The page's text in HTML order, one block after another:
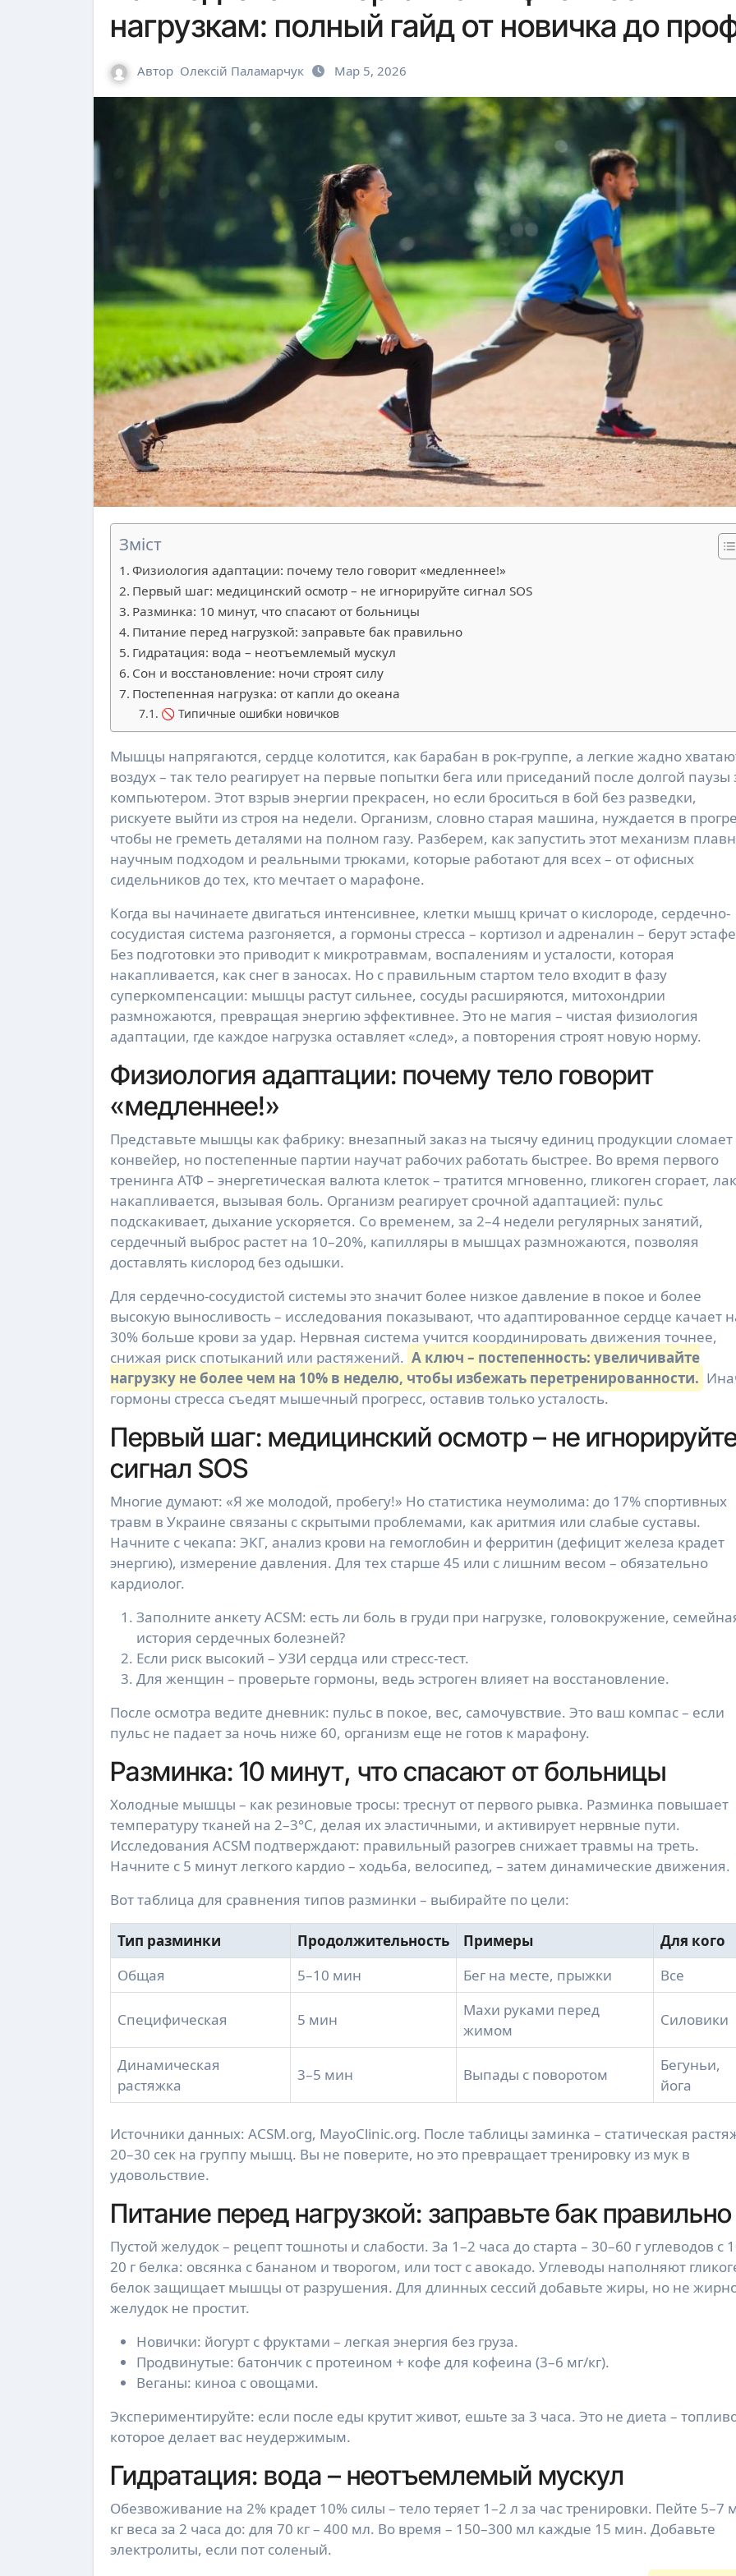
нагрузкам: полный гайд от новичка до
Автор Олексій Паламарчук Мар 5, 2026
Зміст
Физиология адаптации: почему тело говорит «медленнее!»
Первый шаг: медицинский осмотр – не игнорируйте сигнал SOS
Разминка: 10 минут, что спасают от больницы
Питание перед нагрузкой: заправьте бак правильно
Гидратация: вода – неотъемлемый мускул
Сон и восстановление: ночи строят силу
Постепенная нагрузка: от капли до океана
🚫 Типичные ошибки новичков
Мышцы напрягаются, сердце колотится, как барабан в рок-группе, а легкие жадно хватают
воздух – так тело реагирует на первые попытки бега или приседаний после долгой паузы
компьютером. Этот взрыв энергии прекрасен, но если броситься в бой без разведки,
рискуете выйти из строя на недели. Организм, словно старая машина, нуждается в
чтобы не греметь деталями на полном газу. Разберем, как запустить этот механизм
научным подходом и реальными трюками, которые работают для всех – от офисных
сидельников до тех, кто мечтает о марафоне.
Когда вы начинаете двигаться интенсивнее, клетки мышц кричат о кислороде, сердечно-
сосудистая система разгоняется, а гормоны стресса – кортизол и адреналин – берут
Без подготовки это приводит к микротравмам, воспалениям и усталости, которая
накапливается, как снег в заносах. Но с правильным стартом тело входит в фазу
суперкомпенсации: мышцы растут сильнее, сосуды расширяются, митохондрии
размножаются, превращая энергию эффективнее. Это не магия – чистая физиология
адаптации, где каждое нагрузка оставляет «след», а повторения строят новую норму.
Физиология адаптации: почему тело говорит
«медленнее!»
Представьте мышцы как фабрику: внезапный заказ на тысячу единиц продукции сломает
конвейер, но постепенные партии научат рабочих работать быстрее. Во время первого
тренинга АТФ – энергетическая валюта клеток – тратится мгновенно, гликоген сгорает,
накапливается, вызывая боль. Организм реагирует срочной адаптацией: пульс
подскакивает, дыхание ускоряется. Со временем, за 2–4 недели регулярных занятий,
сердечный выброс растет на 10–20%, капилляры в мышцах размножаются, позволяя
доставлять кислород без одышки.
Для сердечно-сосудистой системы это значит более низкое давление в покое и более
высокую выносливость – исследования показывают, что адаптированное сердце качает
30% больше крови за удар. Нервная система учится координировать движения точнее,
снижая риск спотыканий или растяжений. А ключ – постепенность: увеличивайте
нагрузку не более чем на 10% в неделю, чтобы избежать перетренированности.
гормоны стресса съедят мышечный прогресс, оставив только усталость.
Первый шаг: медицинский осмотр – не
сигнал SOS
Многие думают: «Я же молодой, пробегу!» Но статистика неумолима: до 17% спортивных
травм в Украине связаны с скрытыми проблемами, как аритмия или слабые суставы.
Начните с чекапа: ЭКГ, анализ крови на гемоглобин и ферритин (дефицит железа крадет
энергию), измерение давления. Для тех старше 45 или с лишним весом – обязательно
кардиолог.
Заполните анкету ACSM: есть ли боль в груди при нагрузке, головокружение,
история сердечных болезней?
Если риск высокий – УЗИ сердца или стресс-тест.
Для женщин – проверьте гормоны, ведь эстроген влияет на восстановление.
После осмотра ведите дневник: пульс в покое, вес, самочувствие. Это ваш компас – если
пульс не падает за ночь ниже 60, организм еще не готов к марафону.
Разминка: 10 минут, что спасают от больницы
Холодные мышцы – как резиновые тросы: треснут от первого рывка. Разминка повышает
температуру тканей на 2–3°C, делая их эластичными, и активирует нервные пути.
Исследования ACSM подтверждают: правильный разогрев снижает травмы на треть.
Начните с 5 минут легкого кардио – ходьба, велосипед, – затем динамические движения.
Вот таблица для сравнения типов разминки – выбирайте по цели:
Тип разминки Продолжительность Примеры
Для кого
Общая
5–10 мин Бег на месте, прыжки Все
Специфическая 5 мин
Махи руками перед
жимом
Силовики
Динамическая
растяжка
3–5 мин Выпады с поворотом
Бегуньи,
йога
Источники данных: ACSM.org, MayoClinic.org. После таблицы заминка – статическая
20–30 сек на группу мышц. Вы не поверите, но это превращает тренировку из мук в
удовольствие.
Питание перед нагрузкой: заправьте бак правильно
Пустой желудок – рецепт тошноты и слабости. За 1–2 часа до старта – 30–60 г углеводов с
20 г белка: овсянка с бананом и творогом, или тост с авокадо. Углеводы наполняют
белок защищает мышцы от разрушения. Для длинных сессий добавьте жиры, но не
желудок не простит.
Новички: йогурт с фруктами – легкая энергия без груза.
Продвинутые: батончик с протеином + кофе для кофеина (3–6 мг/кг).
Веганы: киноа с овощами.
Экспериментируйте: если после еды крутит живот, ешьте за 3 часа. Это не диета –
которое делает вас неудержимым.
Гидратация: вода – неотъемлемый мускул
Обезвоживание на 2% крадет 10% силы – тело теряет 1–2 л за час тренировки. Пейте 5–7
кг веса за 2 часа до: для 70 кг – 400 мл. Во время – 150–300 мл каждые 15 мин. Добавьте
электролиты, если пот соленый.